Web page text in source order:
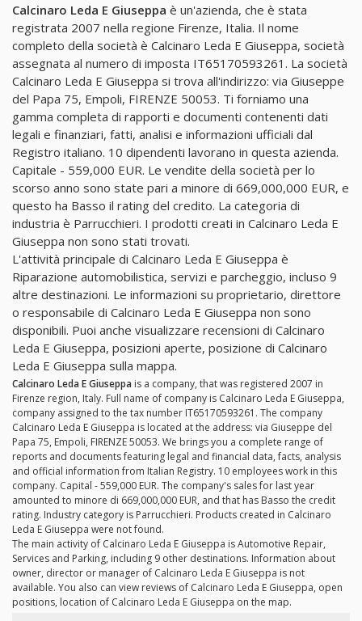
Calcinaro Leda E Giuseppa è un'azienda, che è stata
registrata 2007 nella regione Firenze, Italia. Il nome
completo della società è Calcinaro Leda E Giuseppa, società
assegnata al numero di imposta IT65170593261. La società
Calcinaro Leda E Giuseppa si trova all'indirizzo: via Giuseppe
del Papa 75, Empoli, FIRENZE 50053. Ti forniamo una
gamma completa di rapporti e documenti contenenti dati
legali e finanziari, fatti, analisi e informazioni ufficiali dal
Registro italiano. 10 dipendenti lavorano in questa azienda.
Capitale - 559,000 EUR. Le vendite della società per lo
scorso anno sono state pari a minore di 669,000,000 EUR, e
questo ha Basso il rating del credito. La categoria di
industria è Parrucchieri. I prodotti creati in Calcinaro Leda E
Giuseppa non sono stati trovati.
L'attività principale di Calcinaro Leda E Giuseppa è
Riparazione automobilistica, servizi e parcheggio, incluso 9
altre destinazioni. Le informazioni su proprietario, direttore
o responsabile di Calcinaro Leda E Giuseppa non sono
disponibili. Puoi anche visualizzare recensioni di Calcinaro
Leda E Giuseppa, posizioni aperte, posizione di Calcinaro
Leda E Giuseppa sulla mappa.
Calcinaro Leda E Giuseppa is a company, that was registered 2007 in
Firenze region, Italy. Full name of company is Calcinaro Leda E Giuseppa,
company assigned to the tax number IT65170593261. The company
Calcinaro Leda E Giuseppa is located at the address: via Giuseppe del
Papa 75, Empoli, FIRENZE 50053. We brings you a complete range of
reports and documents featuring legal and financial data, facts, analysis
and official information from Italian Registry. 10 employees work in this
company. Capital - 559,000 EUR. The company's sales for last year
amounted to minore di 669,000,000 EUR, and that has Basso the credit
rating. Industry category is Parrucchieri. Products created in Calcinaro
Leda E Giuseppa were not found.
The main activity of Calcinaro Leda E Giuseppa is Automotive Repair,
Services and Parking, including 9 other destinations. Information about
owner, director or manager of Calcinaro Leda E Giuseppa is not
available. You also can view reviews of Calcinaro Leda E Giuseppa, open
positions, location of Calcinaro Leda E Giuseppa on the map.